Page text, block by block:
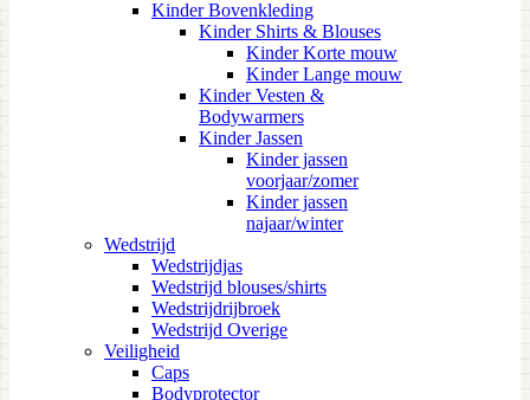
Kinder Bovenkleding
Kinder Shirts & Blouses
Kinder Korte mouw
Kinder Lange mouw
Kinder Vesten &
Bodywarmers
Kinder Jassen
Kinder jassen
voorjaar/zomer
Kinder jassen
najaar/winter
Wedstrijd
Wedstrijdjas
Wedstrijd blouses/shirts
Wedstrijdrijbroek
Wedstrijd Overige
Veiligheid
Caps
Bodyprotector